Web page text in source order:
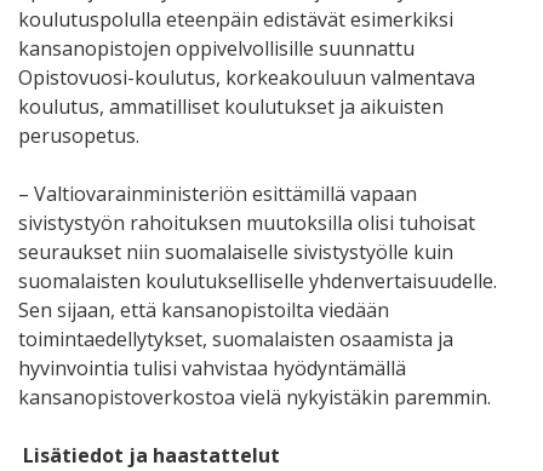
koulutuspolulla eteenpäin edistävät esimerkiksi
kansanopistojen oppivelvollisille suunnattu
Opistovuosi-koulutus, korkeakouluun valmentava
koulutus, ammatilliset koulutukset ja aikuisten
perusopetus.
– Valtiovarainministeriön esittämillä vapaan
sivistystyön rahoituksen muutoksilla olisi tuhoisat
seuraukset niin suomalaiselle sivistystyölle kuin
suomalaisten koulutukselliselle yhdenvertaisuudelle.
Sen sijaan, että kansanopistoilta viedään
toimintaedellytykset, suomalaisten osaamista ja
hyvinvointia tulisi vahvistaa hyödyntämällä
kansanopistoverkostoa vielä nykyistäkin paremmin.
Lisätiedot ja haastattelut